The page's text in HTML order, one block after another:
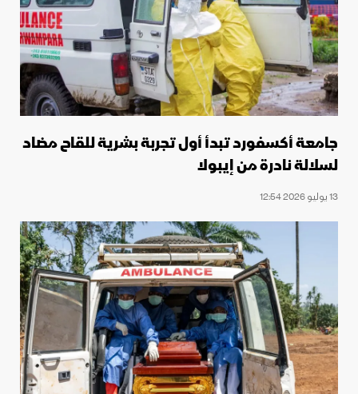
جامعة أكسفورد تبدأ أول تجربة بشرية للقاح مضاد
لسلالة نادرة من إيبولا
13 يوليو 2026 12:54